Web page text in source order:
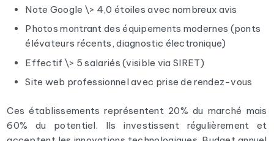
Note Google \> 4,0 étoiles avec nombreux avis
Photos montrant des équipements modernes (ponts
élévateurs récents, diagnostic électronique)
Effectif \> 5 salariés (visible via SIRET)
Site web professionnel avec prise de rendez-vous
Ces établissements représentent 20% du marché mais
60% du potentiel. Ils investissent régulièrement et